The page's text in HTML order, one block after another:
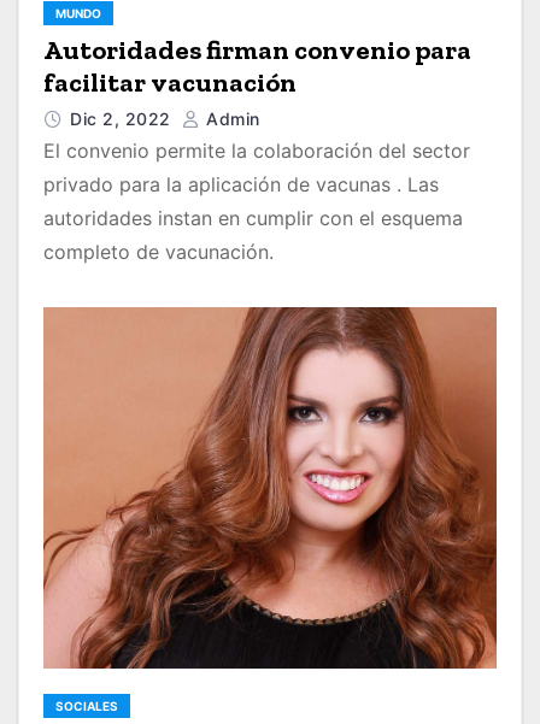
MUNDO
Autoridades firman convenio para
facilitar vacunación
Dic 2, 2022 Admin
El convenio permite la colaboración del sector
privado para la aplicación de vacunas . Las
autoridades instan en cumplir con el esquema
completo de vacunación.
SOCIALES